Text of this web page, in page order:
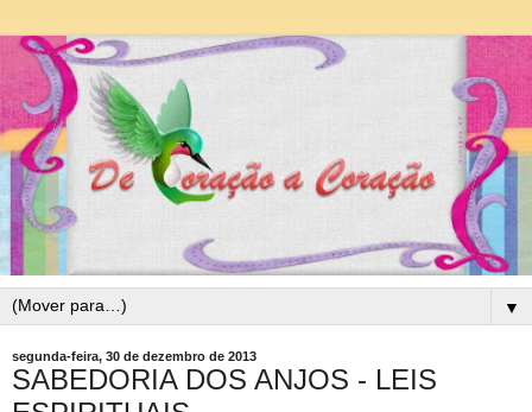
▼
segunda-feira, 30 de dezembro de 2013
SABEDORIA DOS ANJOS - LEIS